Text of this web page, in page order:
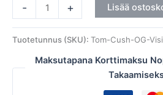
- + Lisää
Tuotetunnus (SKU): Tom-Cush-OG-
Maksutapana Korttimaksu